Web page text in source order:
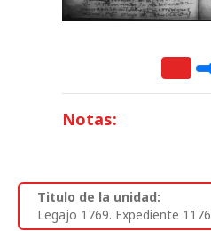
Notas:
Titulo de la unidad:
Legajo 1769. Expediente